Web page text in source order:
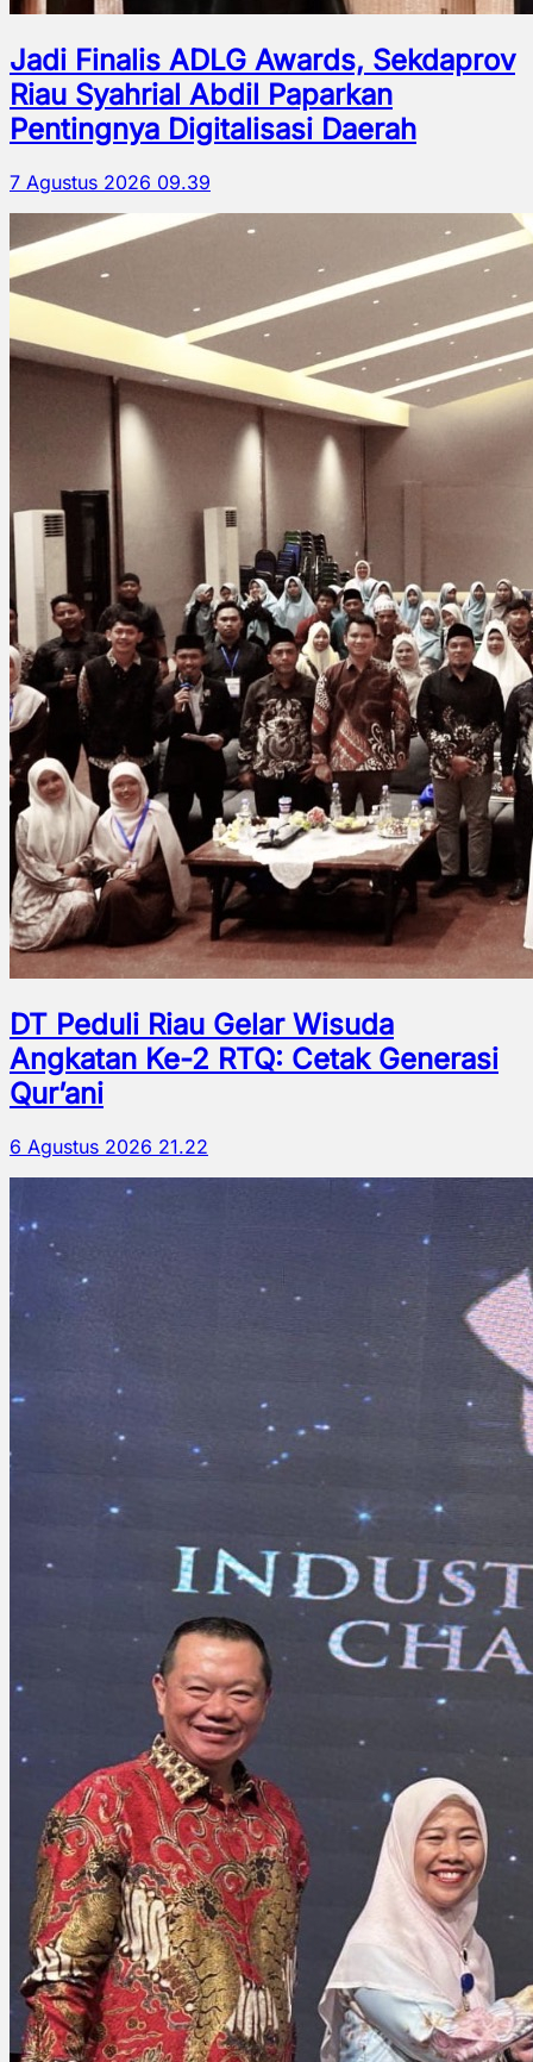
Jadi Finalis ADLG Awards, Sekdaprov
Riau Syahrial Abdil Paparkan
Pentingnya Digitalisasi Daerah
7 Agustus 2026 09.39
DT Peduli Riau Gelar Wisuda
Angkatan Ke-2 RTQ: Cetak Generasi
Qur’ani
6 Agustus 2026 21.22